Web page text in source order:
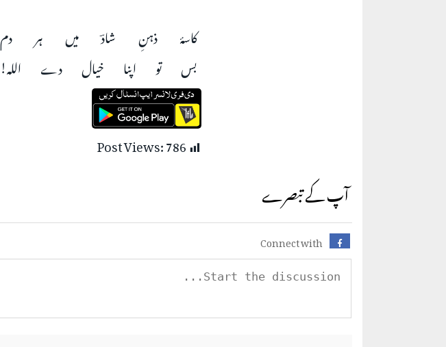
کاسۂ ذہنِ شادؔ میں ہر دم
بس تو اپنا خیال دے اللہ!
Post Views:786
آپ کے تبصرے
Connect with